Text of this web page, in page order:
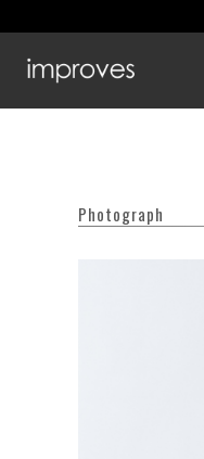
Photograph